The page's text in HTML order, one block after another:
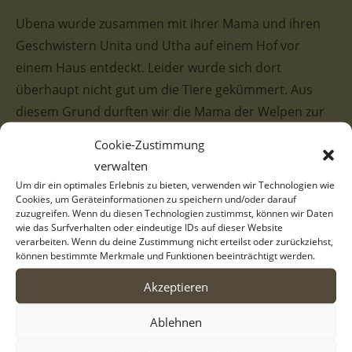
Cookie-Zustimmung
verwalten
Um dir ein optimales Erlebnis zu bieten, verwenden wir Technologien wie
Cookies, um Geräteinformationen zu speichern und/oder darauf
zuzugreifen. Wenn du diesen Technologien zustimmst, können wir Daten
wie das Surfverhalten oder eindeutige IDs auf dieser Website
verarbeiten. Wenn du deine Zustimmung nicht erteilst oder zurückziehst,
können bestimmte Merkmale und Funktionen beeinträchtigt werden.
Akzeptieren
Ablehnen
Ubena wurde zusammen mit ihrer Mama und ihren
Geschwistern Unita und Utha auf einem Hof vor
einem Haus entdeckt. Leider wurde sich dort
überhaupt nicht gut um die Tiere gekümmert. Aus
diesem Grund durften wir die Mama der Welpen zur
mittlerweile auch erwachsen geworden – lebten
seither auf einer unserer Pflegestellen, konnten aber
leider bislang noch kein passendes neues Zuhause
finden. Das wollen wir schleunigst ändern, denn die
Hunde mussten nun der Umstände halber leider ins
städtische Tierheim umziehen!
Vor Ort zeigt sich Ubena als eine freundliche, liebe
und verspielte Hündin. Auch äußerlich ist Ubena eine